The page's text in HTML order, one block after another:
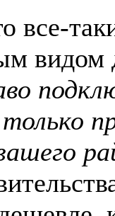
все-
видом